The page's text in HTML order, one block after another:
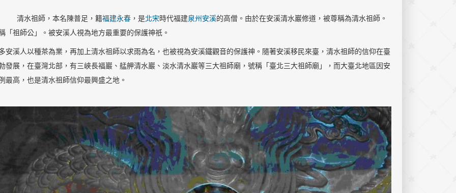
清水祖師，本名陳普足，籍福建永春，是北宋 時代福建泉州 安溪的高僧。由於在安溪清水巖修道，被尊稱為清水祖師。
「祖師公」。被安溪人視為地方最重要的保護神祇。
人以種茶為業，再加上清水祖師以求雨為名，也被視為安溪鐵觀音的保護神。隨著安溪移民來臺，清水祖師的信仰在臺
發展，在臺灣北部，有三峽長福巖、艋舺清水巖、淡水清水巖等三大祖師廟，號稱「臺北三大祖師廟」，而大臺北地區因安
最高，也是清水祖師信仰最興盛之地。